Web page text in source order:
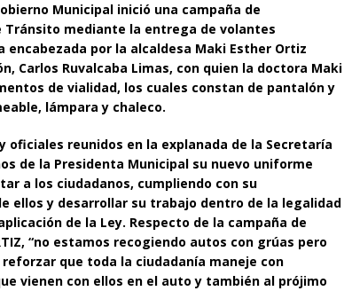
Municipal inició una campaña de
mediante la entrega de volantes
por la alcaldesa Maki Esther Ortiz
Carlos Ruvalcaba Limas, con quien la doctora Maki
de vialidad, los cuales constan de pantalón y
lámpara y chaleco.
oficiales reunidos en la explanada de la Secretaría
de la Presidenta Municipal su nuevo uniforme
a los ciudadanos, cumpliendo con su
ellos y desarrollar su trabajo dentro de la legalidad
de la Ley. Respecto de la campaña de
“no estamos recogiendo autos con grúas pero
que toda la ciudadanía maneje con
vienen con ellos en el auto y también al prójimo